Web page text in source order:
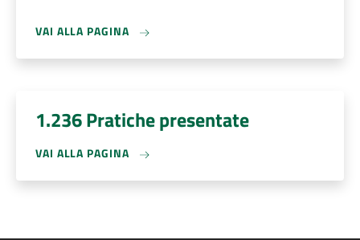
VAI ALLA PAGINA
1.236 Pratiche presentate
VAI ALLA PAGINA